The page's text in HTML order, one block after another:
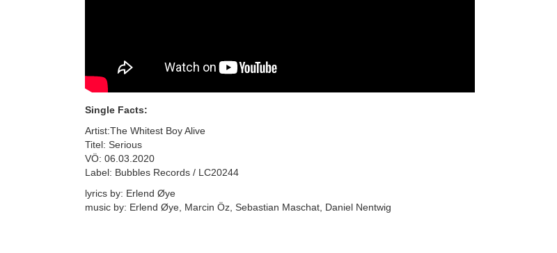
Single Facts:
Artist:The Whitest Boy Alive
Titel: Serious
VÖ: 06.03.2020
Label: Bubbles Records / LC20244
lyrics by: Erlend Øye
music by: Erlend Øye, Marcin Öz, Sebastian Maschat, Daniel Nentwig